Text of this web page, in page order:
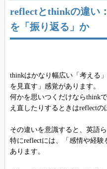
reflectとthinkの違い
を「振り返る」か
thinkはかなり幅広い「考える
を見直す」感覚があります。
何かを思いつくだけならthink
え直したりするときはreflectの
その違いを意識すると、英語
特にreflectには、「感情や経
あります。